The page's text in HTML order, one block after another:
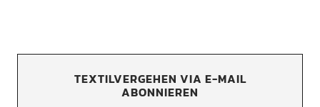
TEXTILVERGEHEN VIA E-MAIL
ABONNIEREN